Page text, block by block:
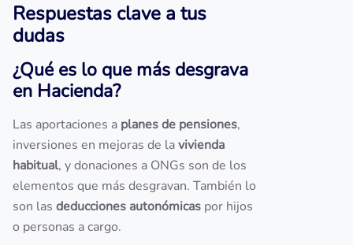
Respuestas clave a tus
dudas
¿Qué es lo que más desgrava
en Hacienda?
Las aportaciones a planes de pensiones,
inversiones en mejoras de lavivienda
habitual, y donaciones a ONGs son de los
elementos que más desgravan. También lo
son las deducciones autonómicas por hijos
o personas a cargo.